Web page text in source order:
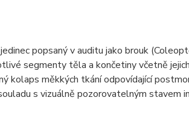
popsaný v auditu jako brouk
segmenty těla a končetiny včetně
kolaps měkkých tkání odpovídající
s vizuálně pozorovatelným stavem